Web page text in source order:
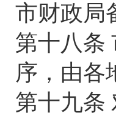
市财政局
第十八条
序，由各
第十九条